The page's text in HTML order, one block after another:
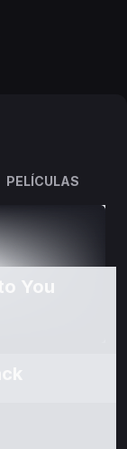
PELÍCULAS
You